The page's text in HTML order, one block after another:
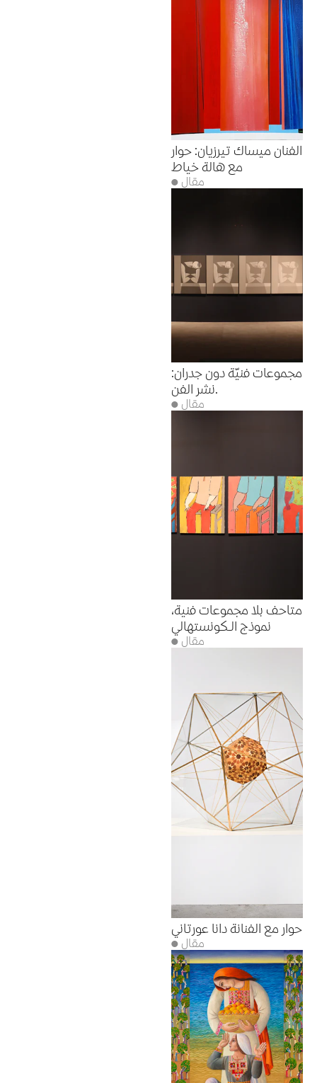
الفنان ميساك تيرزيان: حوار
مع هالة خياط
● مقال
مجموعات فنيّة دون جدران:
نشر الفن.
● مقال
متاحف بلا مجموعات فنية،
نموذج الـكونستهالي
● مقال
حوار مع الفنانة دانا عورتاني
● مقال